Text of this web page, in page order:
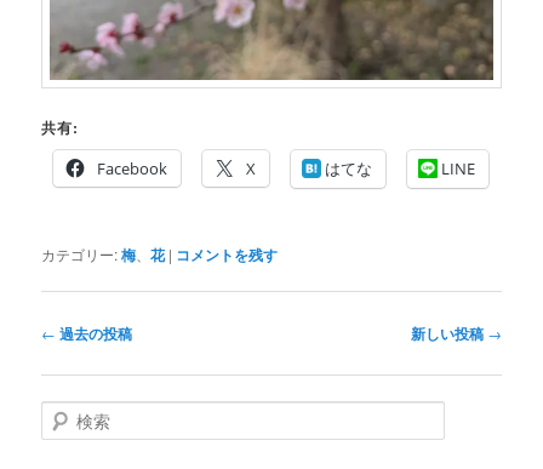
共有:
Facebook
X はてな LINE
カテゴリー:梅 、花 | コメントを残す
投
ナ
ビ
ゲ
← 過去の投稿 新しい投稿 →
検
索